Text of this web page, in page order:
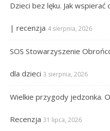
Dzieci bez lęku. Jak
| recenzja 4 sierpnia, 2026
SOS Stowarzyszenie
dla dzieci 3 sierpnia, 2026
Wielkie przygody jedzonka.
Recenzja 31 lipca, 2026